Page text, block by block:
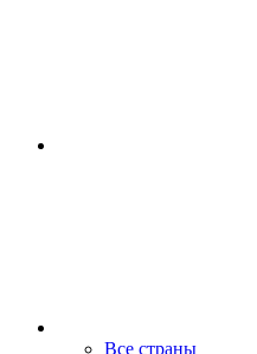
Все страны